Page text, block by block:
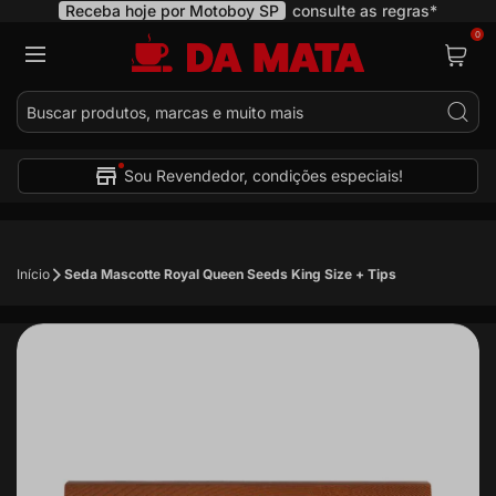
Receba hoje por Motoboy SP consulte as regras*
0
Sou Revendedor, condições especiais!
Início Seda Mascotte Royal Queen Seeds King Size + Tips
Pular
para
imagens